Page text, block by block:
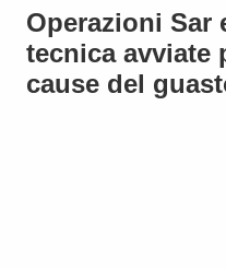
Operazioni Sar
tecnica avviate
cause del